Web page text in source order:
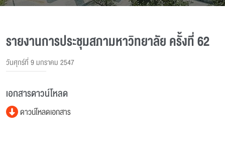
รายงานการประชุมสภามหาวิทยาลัย ครั้งที่ 62
วันศุกร์ที่ 9 มกราคม 2547
เอกสารดาวน์โหลด
ดาวน์โหลดเอกสาร